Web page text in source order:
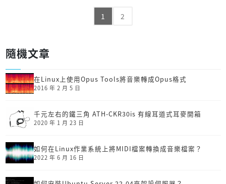
1 2
隨機文章
在Linux上使用Opus Tools將音樂轉成Opus格式
2016 年 2 月 5 日
千元左右的鐵三角 ATH-CKR30is 有線耳道式耳麥開箱
2020 年 1 月 23 日
如何在Linux作業系統上將MIDI檔案轉換成音樂檔案？
2022 年 6 月 16 日